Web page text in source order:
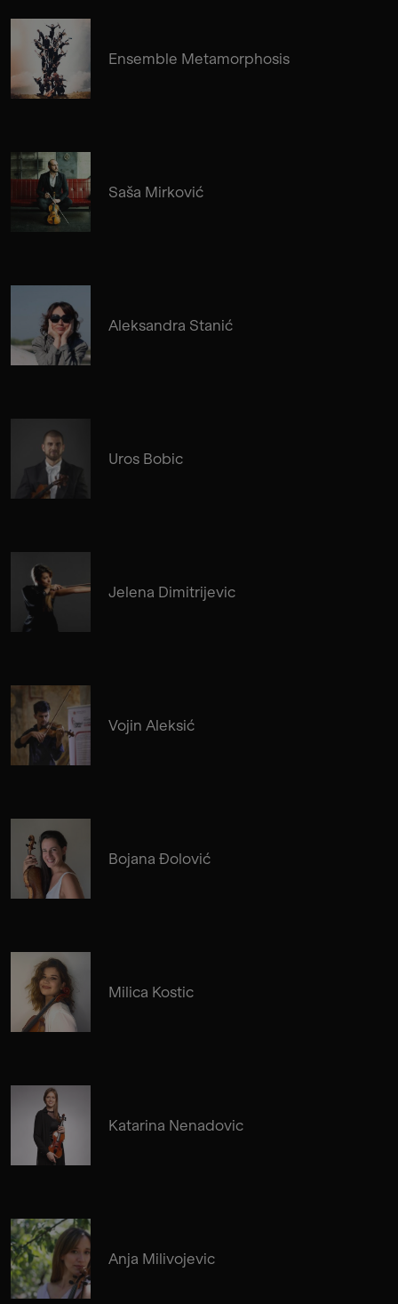
Ensemble Metamorphosis
Saša Mirković
Aleksandra Stanić
Uros Bobic
Jelena Dimitrijevic
Vojin Aleksić
Bojana Đolović
Milica Kostic
Katarina Nenadovic
Anja Milivojevic